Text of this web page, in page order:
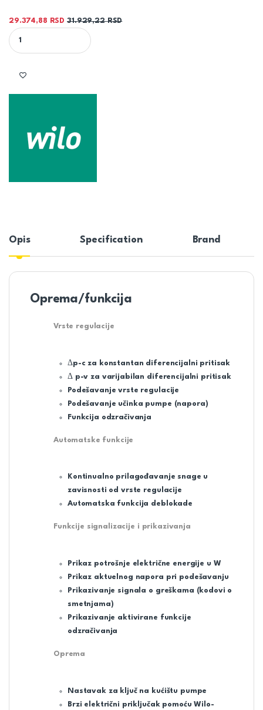
29.374,88 RSD 31.929,22RSD
WILO YONOS PICO 1.0 25/1-6 CIRKULACIONA PUMPA ZA
Opis Specification Brand
Oprema/funkcija
Vrste regulacije
Δp-c za konstantan diferencijalni pritisak
Δ p-v za varijabilan diferencijalni pritisak
Podešavanje vrste regulacije
Podešavanje učinka pumpe (napora)
Funkcija odzračivanja
Automatske funkcije
Kontinualno prilagođavanje snage u
zavisnosti od vrste regulacije
Automatska funkcija deblokade
Funkcije signalizacije i prikazivanja
Prikaz potrošnje električne energije u W
Prikaz aktuelnog napora pri podešavanju
Prikazivanje signala o greškama (kodovi o
smetnjama)
Prikazivanje aktivirane funkcije
odzračivanja
Oprema
Nastavak za ključ na kućištu pumpe
Brzi električni priključak pomoću Wilo-